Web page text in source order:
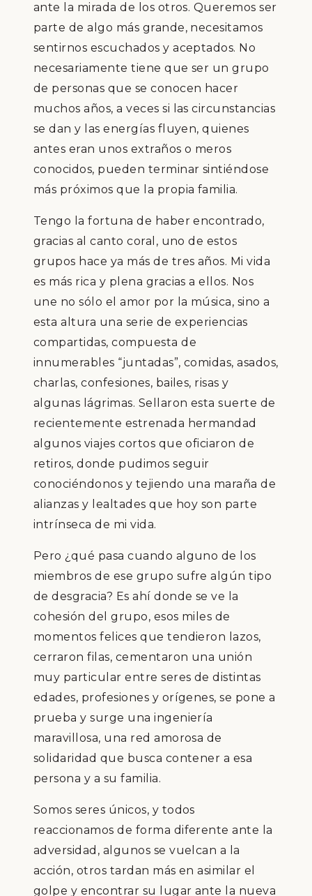
ante la mirada de los otros. Queremos ser
parte de algo más grande, necesitamos
sentirnos escuchados y aceptados. No
necesariamente tiene que ser un grupo
de personas que se conocen hacer
muchos años, a veces si las circunstancias
se dan y las energías fluyen, quienes
antes eran unos extraños o meros
conocidos, pueden terminar sintiéndose
más próximos que la propia familia.
Tengo la fortuna de haber encontrado,
gracias al canto coral, uno de estos
grupos hace ya más de tres años. Mi vida
es más rica y plena gracias a ellos. Nos
une no sólo el amor por la música, sino a
esta altura una serie de experiencias
compartidas, compuesta de
innumerables “juntadas”, comidas, asados,
charlas, confesiones, bailes, risas y
algunas lágrimas. Sellaron esta suerte de
recientemente estrenada hermandad
algunos viajes cortos que oficiaron de
retiros, donde pudimos seguir
conociéndonos y tejiendo una maraña de
alianzas y lealtades que hoy son parte
intrínseca de mi vida.
Pero ¿qué pasa cuando alguno de los
miembros de ese grupo sufre algún tipo
de desgracia? Es ahí donde se ve la
cohesión del grupo, esos miles de
momentos felices que tendieron lazos,
cerraron filas, cementaron una unión
muy particular entre seres de distintas
edades, profesiones y orígenes, se pone a
prueba y surge una ingeniería
maravillosa, una red amorosa de
solidaridad que busca contener a esa
persona y a su familia.
Somos seres únicos, y todos
reaccionamos de forma diferente ante la
adversidad, algunos se vuelcan a la
acción, otros tardan más en asimilar el
golpe y encontrar su lugar ante la nueva